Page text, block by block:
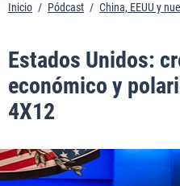
Inicio / Pódcast / China, EEUU y
Estados Unidos:
económico y
4X12